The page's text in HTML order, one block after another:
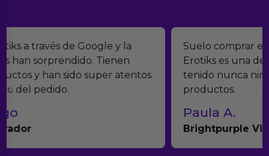
Suelo comprar en tiendas eróticas online, y
Erotiks es una de las que más me gustan. No he
tenido nunca ningún problema con los
productos.
Brightpurple Vibrador y Rotador